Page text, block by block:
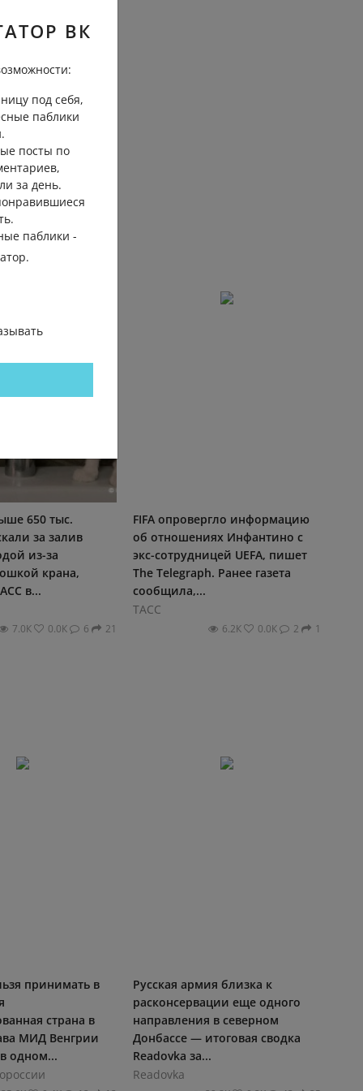
650 тыс.
за залив
из-за
крана,
в...
7.0К 0.0К 6 21
FIFA опровергло информацию
об отношениях Инфантино с
экс-сотрудницей UEFA, пишет
The Telegraph. Ранее газета
сообщила,...
ТАСС
6.2К 0.0К 2 1
принимать в
страна в
МИД Венгрии
одном...
Русская армия близка к
расконсервации еще одного
направления в северном
Донбассе — итоговая сводка
Readovka за...
Readovka
ВК
под себя,
паблики
посты по
за день.
паблики -